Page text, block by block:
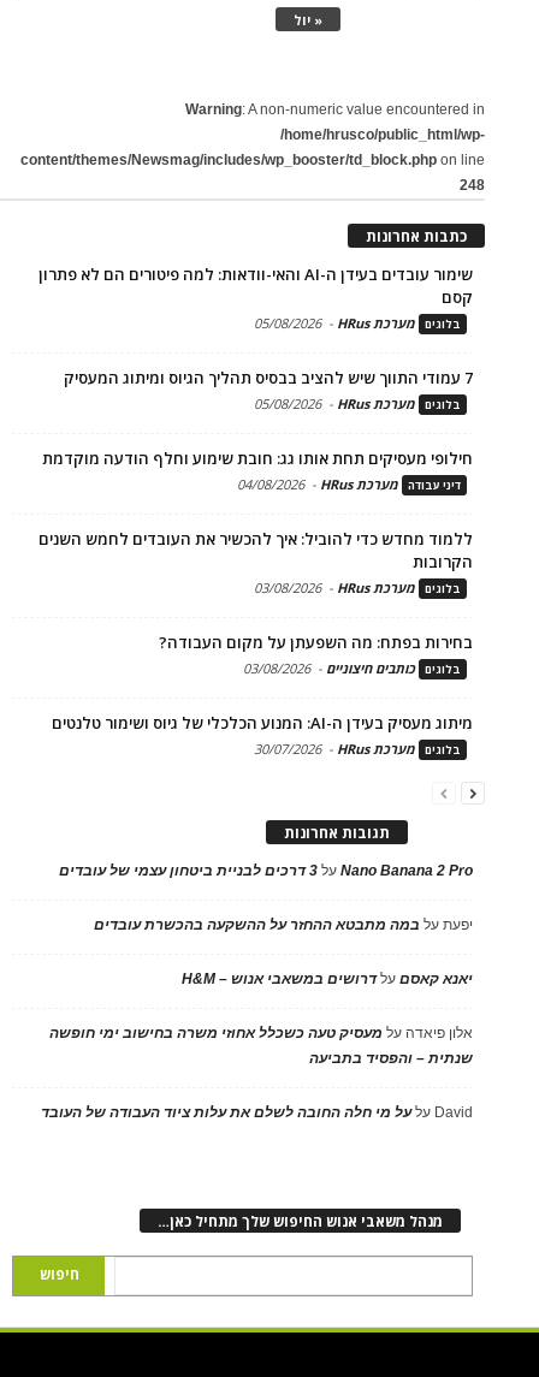
« יול
Warning: A non-numeric value encountered in
/home/hrusco/public_html/wp-
content/themes/Newsmag/includes/wp_booster/td_block.php on line
248
כתבות אחרונות
שימור עובדים בעידן ה-AI והאי-וודאות: למה פיטורים הם לא פתרון
קסם
בלוגים מערכת HRus -
05/08/2026
7 עמודי התווך שיש להציב בבסיס תהליך הגיוס ומיתוג המעסיק
בלוגים מערכת HRus -
05/08/2026
חילופי מעסיקים תחת אותו גג: חובת שימוע וחלף הודעה מוקדמת
דיני עבודה מערכת HRus -
04/08/2026
ללמוד מחדש כדי להוביל: איך להכשיר את העובדים לחמש השנים
הקרובות
בלוגים מערכת HRus -
03/08/2026
בחירות בפתח: מה השפעתן על מקום העבודה?
בלוגים כותבים חיצוניים -
03/08/2026
מיתוג מעסיק בעידן ה-AI: המנוע הכלכלי של גיוס ושימור טלנטים
בלוגים מערכת HRus -
30/07/2026
תגובות אחרונות
Nano Banana 2 Proעל 3 דרכים לבניית ביטחון עצמי של עובדים
יפעתעל במה מתבטא ההחזר על ההשקעה בהכשרת עובדים
יאנא קאסםעלדרושים במשאבי אנוש – H&M
אלון פיאדה על מעסיק טעה כשכלל אחוזי משרה בחישוב ימי חופשה
שנתית – והפסיד בתביעה
David עלעל מי חלה החובה לשלם את עלות ציוד העבודה של העובד
מנהל משאבי אנוש החיפוש שלך מתחיל כאן…